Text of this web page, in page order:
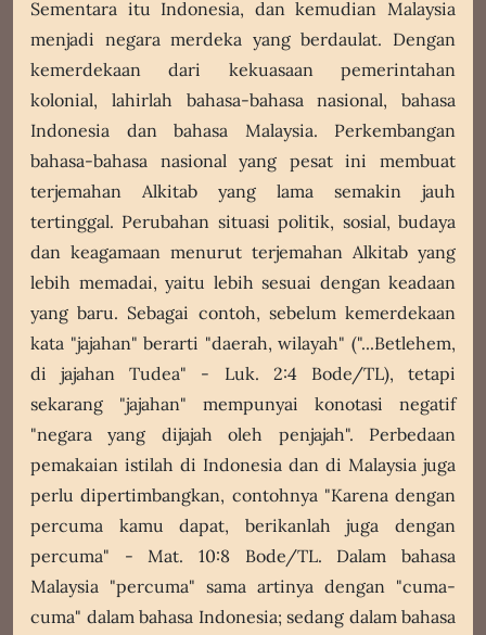
Sementara itu Indonesia, dan kemudian Malaysia
menjadi negara merdeka yang berdaulat. Dengan
kemerdekaan dari kekuasaan pemerintahan
kolonial, lahirlah bahasa-bahasa nasional, bahasa
Indonesia dan bahasa Malaysia. Perkembangan
bahasa-bahasa nasional yang pesat ini membuat
terjemahan Alkitab yang lama semakin jauh
tertinggal. Perubahan situasi politik, sosial, budaya
dan keagamaan menurut terjemahan Alkitab yang
lebih memadai, yaitu lebih sesuai dengan keadaan
yang baru. Sebagai contoh, sebelum kemerdekaan
kata "jajahan" berarti "daerah, wilayah" ("...Betlehem,
di jajahan Tudea" - Luk. 2:4 Bode/TL), tetapi
sekarang "jajahan" mempunyai konotasi negatif
"negara yang dijajah oleh penjajah". Perbedaan
pemakaian istilah di Indonesia dan di Malaysia juga
perlu dipertimbangkan, contohnya "Karena dengan
percuma kamu dapat, berikanlah juga dengan
percuma" - Mat. 10:8 Bode/TL. Dalam bahasa
Malaysia "percuma" sama artinya dengan "cuma-
cuma" dalam bahasa Indonesia; sedang dalam bahasa